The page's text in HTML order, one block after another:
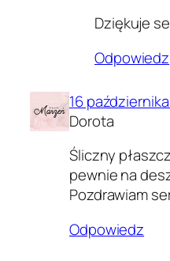
Dziękuje
Odpowiedz
16
Dorota
Śliczny
pewnie na
Pozdrawiam
Odpowiedz